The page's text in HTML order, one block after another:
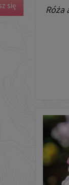
się Róża